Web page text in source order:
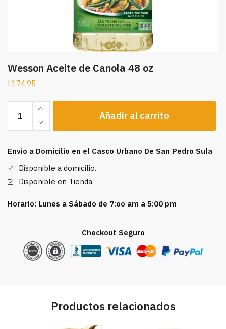
Wesson Aceite de Canola 48 oz
L174.95
Aceite
de
48
oz
cantidad
Añadir al carrito
Envio a Domicilio en el Casco Urbano De San Pedro Sula
Disponible a domicilio.
Disponible en Tienda.
Horario: Lunes a Sábado de 7:oo am a 5:00 pm
Checkout Seguro
Productos relacionados